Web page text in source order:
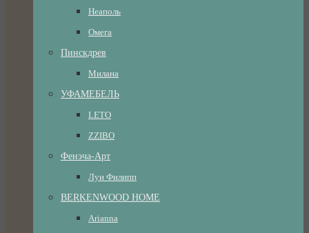
Неаполь
Омега
Пинскдрев
Милана
УФАМЕБЕЛЬ
LETO
ZZIBO
Фенэча-Арт
Луи Филипп
BERKENWOOD HOME
Arianna